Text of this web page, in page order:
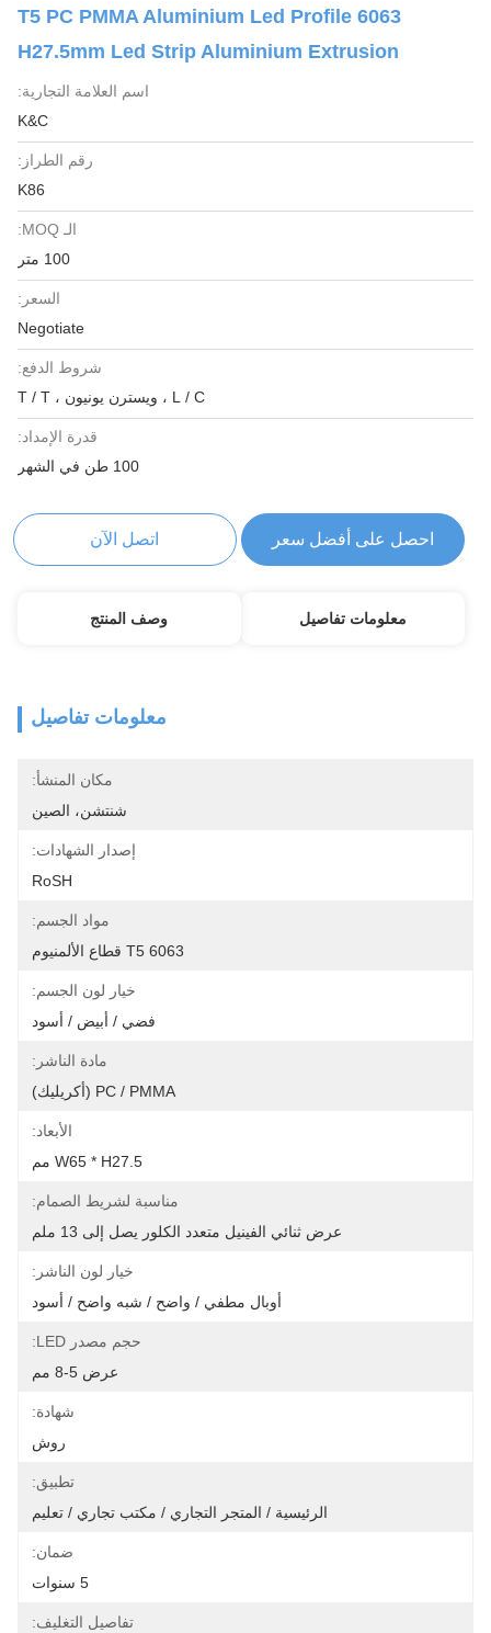
6063 T5 PC PMMA Aluminium Led Profile
H27.5mm Led Strip Aluminium Extrusion
اسم العلامة التجارية:
K&C
رقم الطراز:
K86
الـ MOQ:
100 متر
السعر:
Negotiate
شروط الدفع:
L / C ، ويسترن يونيون ، T / T
قدرة الإمداد:
100 طن في الشهر
احصل على أفضل سعر اتصل الآن
معلومات تفاصيل وصف المنتج
معلومات تفاصيل
مكان المنشأ:
شنتشن، الصين
إصدار الشهادات:
RoSH
مواد الجسم:
6063 T5 قطاع الألمنيوم
خيار لون الجسم:
فضي / أبيض / أسود
مادة الناشر:
PC / PMMA (أكريليك)
الأبعاد:
W65 * H27.5 مم
مناسبة لشريط الصمام:
عرض ثنائي الفينيل متعدد الكلور يصل إلى 13 ملم
خيار لون الناشر:
أوبال مطفي / واضح / شبه واضح / أسود
حجم مصدر LED:
عرض 5-8 مم
شهادة:
روش
تطبيق:
الرئيسية / المتجر التجاري / مكتب تجاري / تعليم
ضمان:
5 سنوات
تفاصيل التغليف: